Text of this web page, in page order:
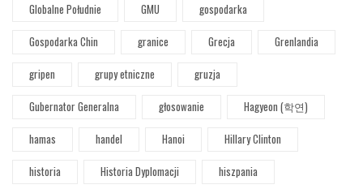
Globalne Południe
GMU
gospodarka
Gospodarka Chin
granice Grecja
Grenlandia
gripen
grupy etniczne
gruzja
Gubernator Generalna
głosowanie
Hagyeon (학연)
hamas
handel Hanoi
Hillary Clinton
historia
Historia Dyplomacji
hiszpania